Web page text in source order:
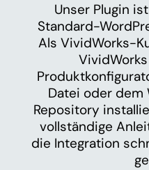
Unser Plugin
Standard-
Als VividWorks-
Datei oder dem
Repository
vollständige
die Integration